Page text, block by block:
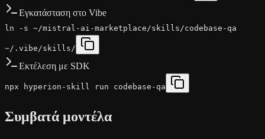
Εγκατάσταση στο Vibe
ln -s ~/mistral-ai-marketplace/skills/codebase-qa
~/.vibe/skills/
Εκτέλεση με SDK
npx hyperion-skill run codebase-qa
Συμβατά μοντέλα